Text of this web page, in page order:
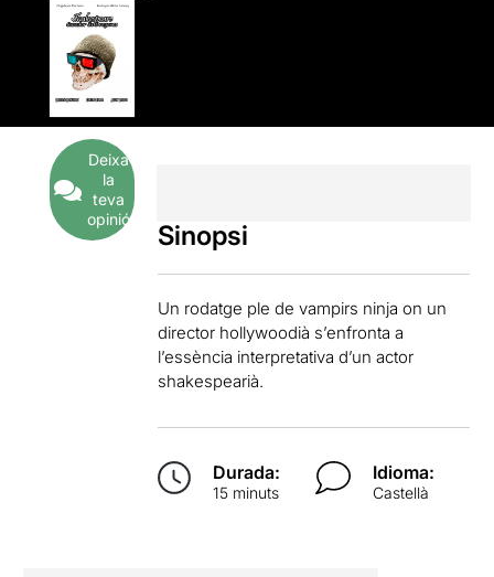
Deixa
la
teva
opinió
Sinopsi
Un rodatge ple de vampirs ninja on un
director hollywoodià s’enfronta a
l’essència interpretativa d’un actor
shakespearià.
Durada:
15 minuts
Idioma:
Castellà